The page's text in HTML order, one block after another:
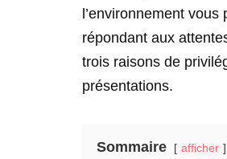
l’environnement
répondant aux
trois raisons de
présentations.
Sommaire afficher